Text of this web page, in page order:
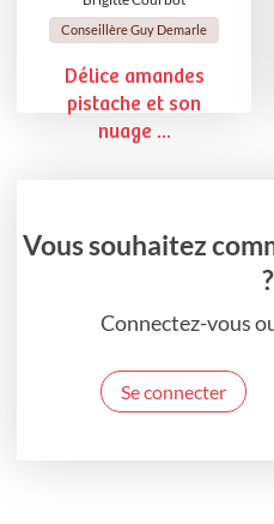
Conseillère Guy Demarle
Délice amandes
pistache et son
nuage ...
Vous souhaitez
?
Connectez-vous
Se connecter